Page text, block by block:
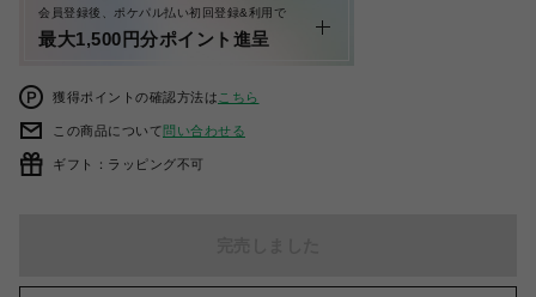
会員登録後、ポケパル払い初回登録&利用で
最大1,500円分ポイント進呈
獲得ポイントの確認方法は こちら
この商品について問い合わせる
ギフト：ラッピング不可